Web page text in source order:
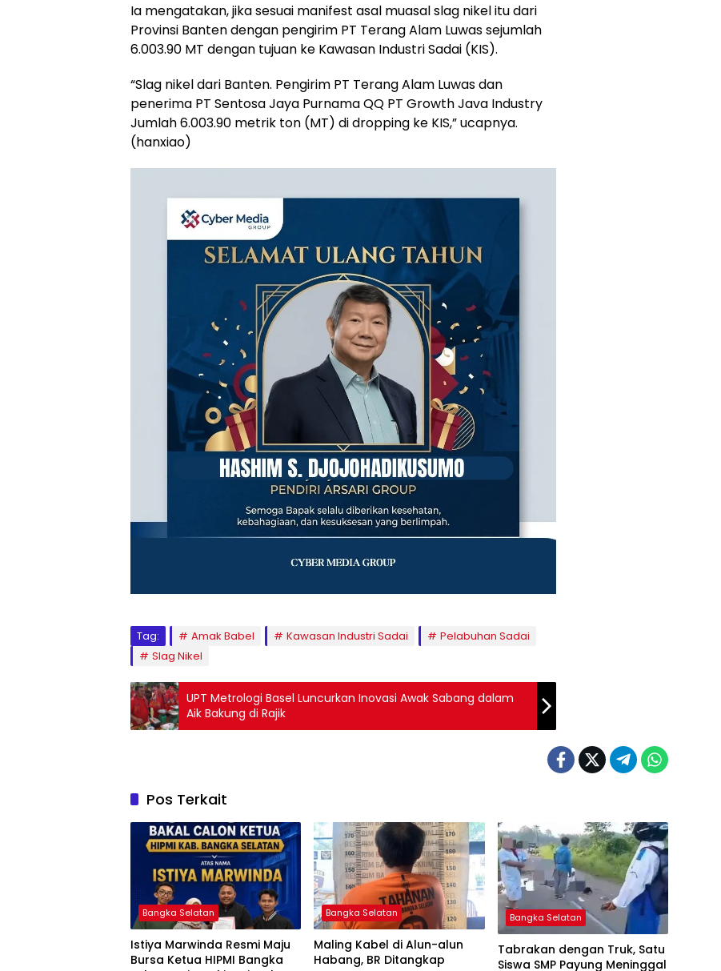
Ia mengatakan, jika sesuai manifest asal muasal slag nikel itu dari
Provinsi Banten dengan pengirim PT Terang Alam Luwas sejumlah
6.003.90 MT dengan tujuan ke Kawasan Industri Sadai (KIS).
“Slag nikel dari Banten. Pengirim PT Terang Alam Luwas dan
penerima PT Sentosa Jaya Purnama QQ PT Growth Java Industry
Jumlah 6.003.90 metrik ton (MT) di dropping ke KIS,” ucapnya.
(hanxiao)
Tag: Amak Babel Kawasan Industri Sadai
Pelabuhan Sadai
Slag Nikel
UPT Metrologi Basel Luncurkan Inovasi Awak Sabang dalam
Aik Bakung di Rajik
Pos Terkait
Bangka Selatan
Istiya Marwinda Resmi Maju
Bursa Ketua HIPMI Bangka
Bangka Selatan
Maling Kabel di Alun-alun
Habang, BR Ditangkap
Bangka Selatan
Tabrakan dengan Truk, Satu
Siswa SMP Payung Meninggal